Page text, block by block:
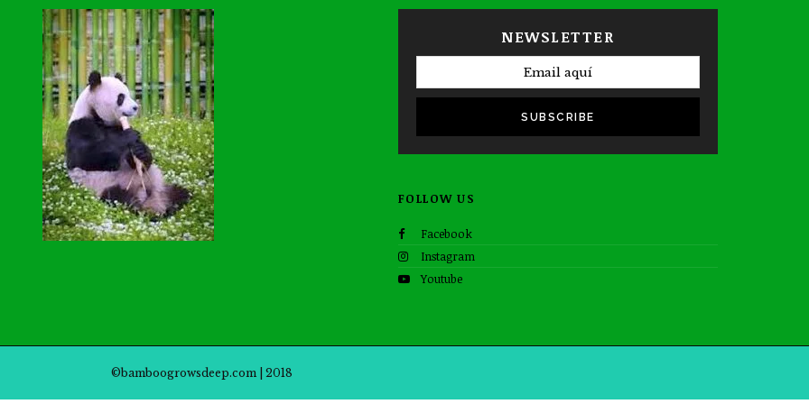
NEWSLETTER
SUBSCRIBE
FOLLOW US
Facebook
Instagram
Youtube
©bamboogrowsdeep.com | 2018